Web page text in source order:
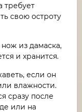
требует
свою остроту
из дамаска,
и хранится.
если он
влажности.
сразу после
или на